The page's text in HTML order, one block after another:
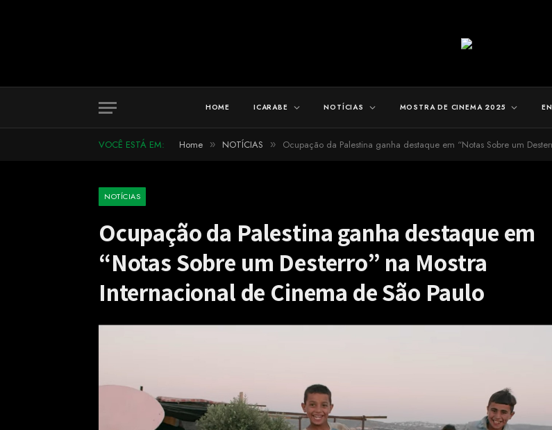
HOME ICARABE NOTÍCIAS MOSTRA DE CINEMA 2025
VOCÊ ESTÁ EM: Home » NOTÍCIAS » Ocupação da Palestina ganha destaque em “Notas Sobre um
NOTÍCIAS
Ocupação da Palestina ganha destaque em
“Notas Sobre um Desterro” na Mostra
Internacional de Cinema de São Paulo